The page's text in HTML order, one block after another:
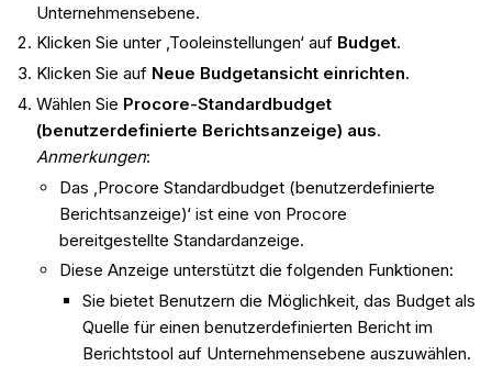
Unternehmensebene.
Klicken Sie unter ‚Tooleinstellungen‘ auf Budget.
Klicken Sie auf Neue Budgetansicht einrichten.
Wählen Sie Procore-Standardbudget
(benutzerdefinierte Berichtsanzeige) aus.
Anmerkungen:
Das ‚Procore Standardbudget (benutzerdefinierte
Berichtsanzeige)‘ ist eine von Procore
bereitgestellte Standardanzeige.
Diese Anzeige unterstützt die folgenden Funktionen:
Sie bietet Benutzern die Möglichkeit, das Budget als
Quelle für einen benutzerdefinierten Bericht im
Berichtstool auf Unternehmensebene auszuwählen.